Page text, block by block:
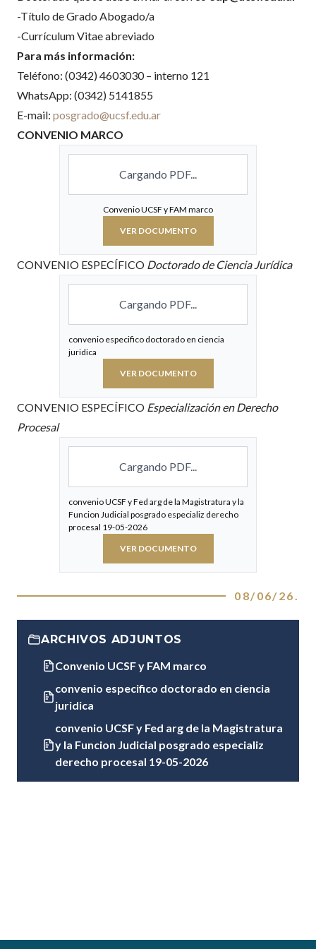
-Título de Grado Abogado/a
-Currículum Vitae abreviado
Para más información:
Teléfono: (0342) 4603030 – interno 121
WhatsApp: (0342) 5141855
E-mail: posgrado@ucsf.edu.ar
CONVENIO MARCO
Cargando PDF...
Convenio UCSF y FAM marco
VER DOCUMENTO
CONVENIO ESPECÍFICO Doctorado de Ciencia Jurídica
Cargando PDF...
convenio especifico doctorado en ciencia
juridica
VER DOCUMENTO
CONVENIO ESPECÍFICO Especialización en Derecho
Procesal
Cargando PDF...
convenio UCSF y Fed arg de la Magistratura y la
Funcion Judicial posgrado especializ derecho
procesal 19-05-2026
VER DOCUMENTO
08/06/26.
ARCHIVOS ADJUNTOS
Convenio UCSF y FAM marco
convenio especifico doctorado en ciencia
juridica
convenio UCSF y Fed arg de la Magistratura
y la Funcion Judicial posgrado especializ
derecho procesal 19-05-2026